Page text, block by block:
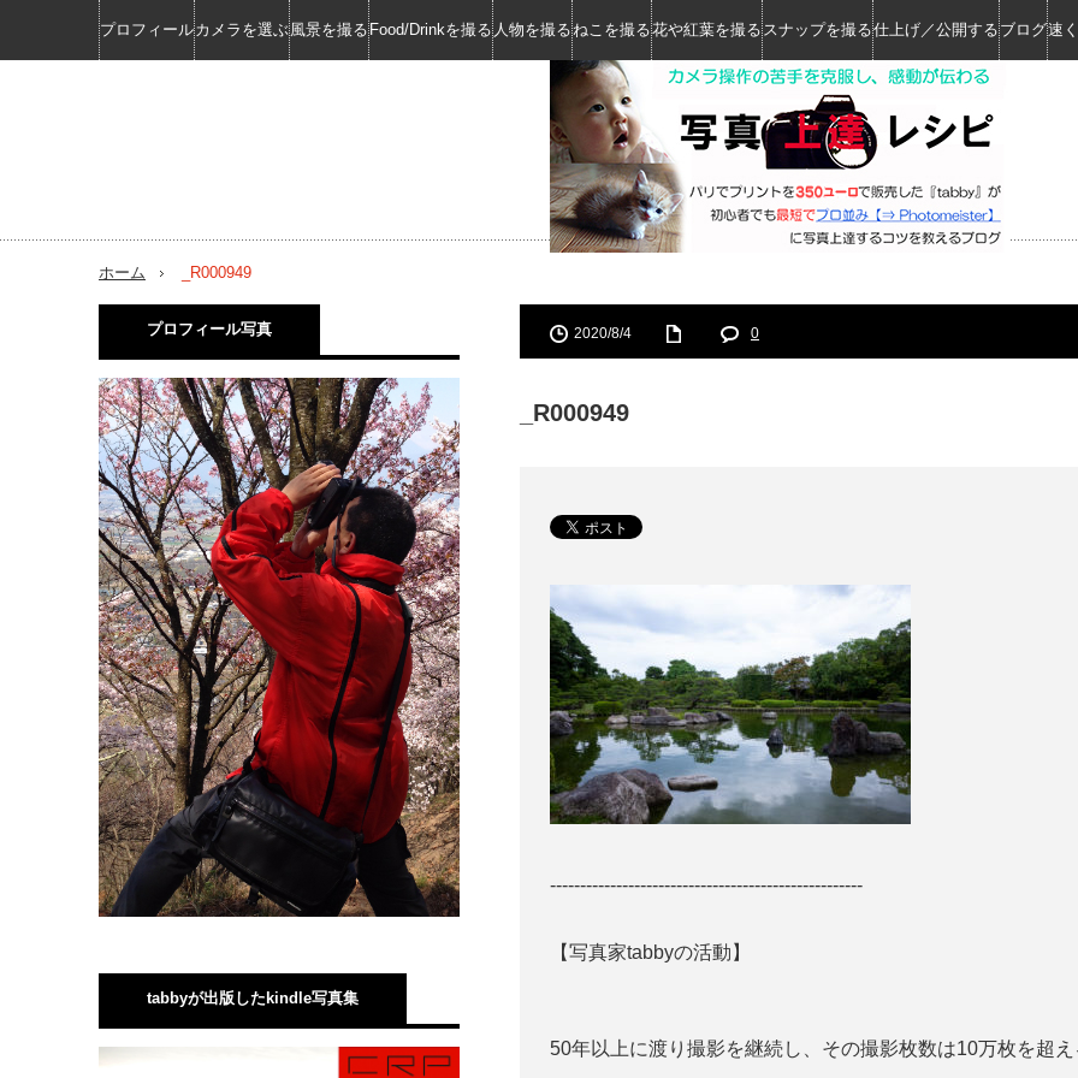
プロフィールカメラを選ぶ風景を撮る Food/Drinkを撮る 人物を撮るねこを撮る花や紅葉を撮る スナップを撮る仕上げ／公開する ブログ速
ホーム _R000949
2020/8/4 0
_R000949
----------------------------------------------------
【写真家tabbyの活動】
50年以上に渡り撮影を継続し、その撮影枚数は10万枚を超
プロフィール写真
tabbyが出版したkindle写真集